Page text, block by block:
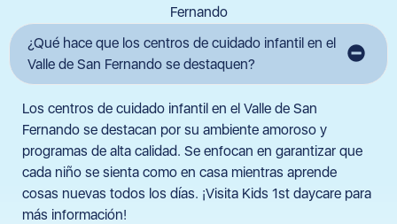
Fernando
¿Qué hace que los centros de cuidado infantil en el
Valle de San Fernando se destaquen?
Los centros de cuidado infantil en el Valle de San
Fernando se destacan por su ambiente amoroso y
programas de alta calidad. Se enfocan en garantizar que
cada niño se sienta como en casa mientras aprende
cosas nuevas todos los días. ¡Visita Kids 1st daycare para
más información!